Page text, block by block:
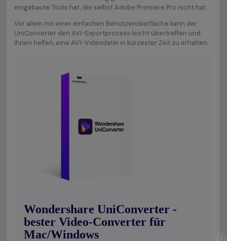
eingebaute Tools hat, die selbst Adobe Premiere Pro nicht hat.
Vor allem mit einer einfachen Benutzeroberfläche kann der
UniConverter den AVI-Exportprozess leicht übertreffen und
Ihnen helfen, eine AVI-Videodatei in kürzester Zeit zu erhalten.
Wondershare UniConverter -
bester Video-Converter für
Mac/Windows